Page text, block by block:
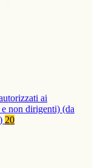
ai
non dirigenti) (da
20